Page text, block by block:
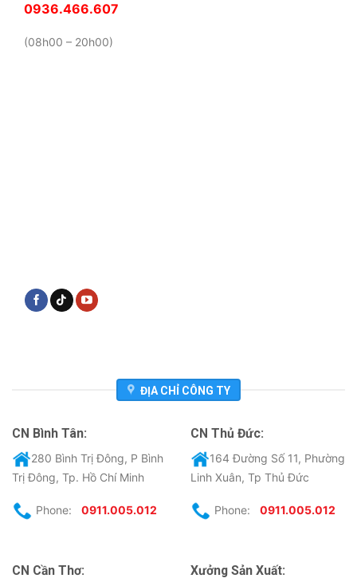
0936.466.607
(08h00 – 20h00)
ĐỊA CHỈ CÔNG TY
CN Bình Tân:
280 Bình Trị Đông, P Bình
Trị Đông, Tp. Hồ Chí Minh
Phone: 0911.005.012
CN Thủ Đức:
164 Đường Số 11, Phường
Linh Xuân, Tp Thủ Đức
Phone: 0911.005.012
CN Cần Thơ: Xưởng Sản Xuất: